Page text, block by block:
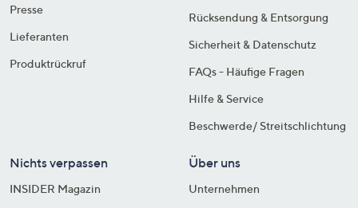
Presse
Lieferanten
Produktrückruf
Rücksendung & Entsorgung
Sicherheit & Datenschutz
FAQs - Häufige Fragen
Hilfe & Service
Beschwerde/ Streitschlichtung
Nichts verpassen
INSIDER Magazin
Über uns
Unternehmen